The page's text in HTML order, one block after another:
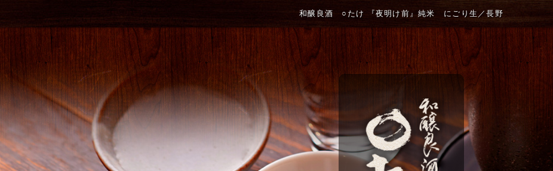
和醸良酒 ○たけ 『夜明け前』純米 にごり生／長野